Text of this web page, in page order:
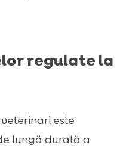
regulate la
este
lungă durată a